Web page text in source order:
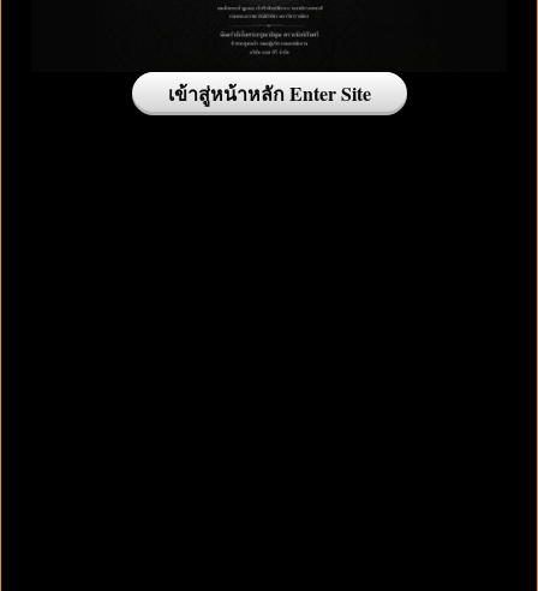
เข้าสู่หน้าหลัก Enter Site